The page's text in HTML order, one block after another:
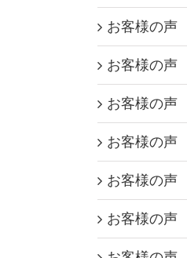
お客様の声
お客様の声
お客様の声
お客様の声
お客様の声
お客様の声